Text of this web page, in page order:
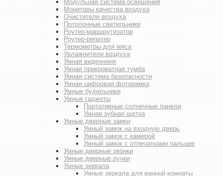
Модульная система освещения
Мониторы качества воздуха
Очистители воздуха
Потолочные светильники
Роутер-маршрутизатор
Роутер-репитер
Термометры для мяса
Увлажнители воздуха
Умная видеоняня
Умная прикроватная тумба
Умная система безопасности
Умная цифровая фоторамка
Умные будильники
Умные гаджеты
Портативные солнечные панели
Умная зубная щетка
Умные дверные замки
Умный замок на входную дверь
Умный замок с камерой
Умный замок с отпечатками пальцев
Умные дверные звонки
Умные дверные ручки
Умные зеркала
Умные зеркала для ванной комнаты